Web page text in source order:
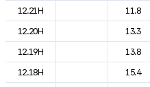
12.21H
11.8
12.20H
13.3
12.19H
13.8
12.18H
15.4